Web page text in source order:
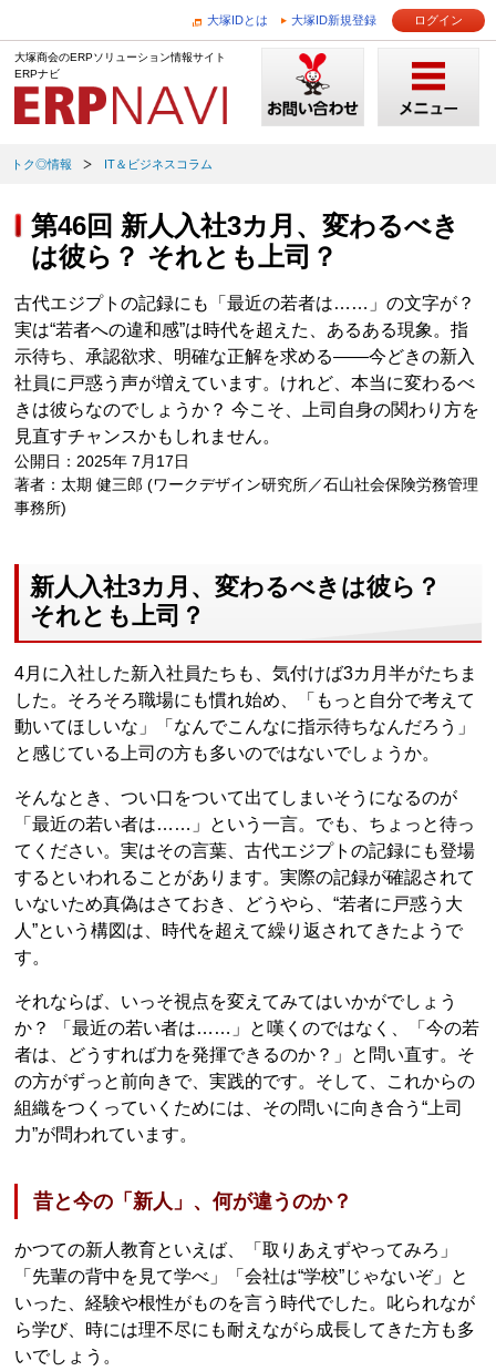
大塚IDとは 大塚ID新規登録 ログイン
大塚商会のERPソリューション情報サイト
ERPナビ
トク◎情報 IT＆ビジネスコラム
第46回 新人入社3カ月、変わるべき
は彼ら？ それとも上司？
古代エジプトの記録にも「最近の若者は……」の文字が？
実は“若者への違和感”は時代を超えた、あるある現象。指
示待ち、承認欲求、明確な正解を求める――今どきの新入
社員に戸惑う声が増えています。けれど、本当に変わるべ
きは彼らなのでしょうか？ 今こそ、上司自身の関わり方を
見直すチャンスかもしれません。
公開日：2025年 7月17日
著者：太期 健三郎 (ワークデザイン研究所／石山社会保険労務管理
事務所)
新人入社3カ月、変わるべきは彼ら？
それとも上司？
4月に入社した新入社員たちも、気付けば3カ月半がたちま
した。そろそろ職場にも慣れ始め、「もっと自分で考えて
動いてほしいな」「なんでこんなに指示待ちなんだろう」
と感じている上司の方も多いのではないでしょうか。
そんなとき、つい口をついて出てしまいそうになるのが
「最近の若い者は……」という一言。でも、ちょっと待っ
てください。実はその言葉、古代エジプトの記録にも登場
するといわれることがあります。実際の記録が確認されて
いないため真偽はさておき、どうやら、“若者に戸惑う大
人”という構図は、時代を超えて繰り返されてきたようで
す。
それならば、いっそ視点を変えてみてはいかがでしょう
か？ 「最近の若い者は……」と嘆くのではなく、「今の若
者は、どうすれば力を発揮できるのか？」と問い直す。そ
の方がずっと前向きで、実践的です。そして、これからの
組織をつくっていくためには、その問いに向き合う“上司
力”が問われています。
昔と今の「新人」、何が違うのか？
かつての新人教育といえば、「取りあえずやってみろ」
「先輩の背中を見て学べ」「会社は“学校”じゃないぞ」と
いった、経験や根性がものを言う時代でした。叱られなが
ら学び、時には理不尽にも耐えながら成長してきた方も多
いでしょう。